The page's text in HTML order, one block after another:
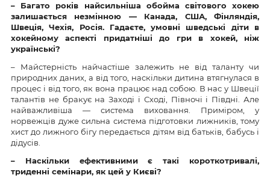
– Багато років найсильніша обойма світового хокею
залишається незмінною — Канада, США, Фінляндія,
Швеція, Чехія, Росія. Гадаєте, умовні шведські діти в
хокейному аспекті придатніші до гри в хокей, ніж
українські?
– Майстерність найчастіше залежить не від таланту чи
природних даних, а від того, наскільки дитина втягнулася в
процес і від того, як вона працює над собою. В нас у Швеції
талантів не бракує на Заході і Сході, Півночі і Півдні. Але
найважливіша — система виховання. Приміром, у
норвежців дуже сильна система підготовки лижників, тому
хист до лижного бігу передається дітям від батьків, бабусь і
дідусів.
– Наскільки ефективними є такі короткотривалі,
триденні семінари, як цей у Києві?